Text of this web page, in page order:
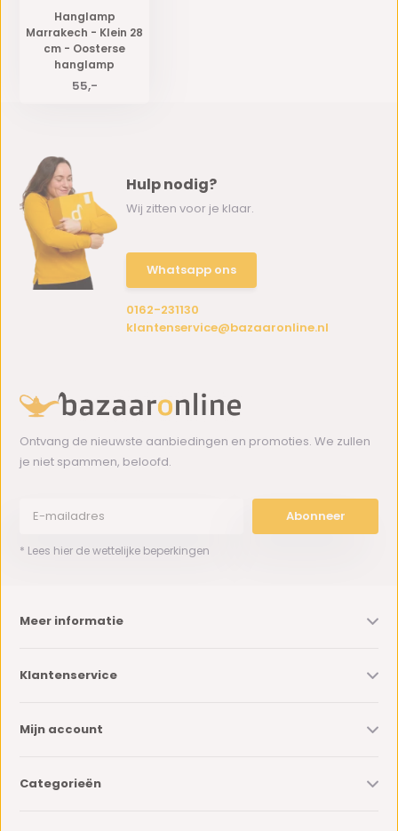
Hanglamp
Marrakech - Klein 28
cm - Oosterse
hanglamp
55,-
Hulp nodig?
Wij zitten voor je klaar.
Whatsapp ons
0162-231130
klantenservice@bazaaronline.nl
Ontvang de nieuwste aanbiedingen en promoties. We zullen
je niet spammen, beloofd.
Abonneer
* Lees hier de wettelijke beperkingen
Meer informatie
Klantenservice
Mijn account
Categorieën